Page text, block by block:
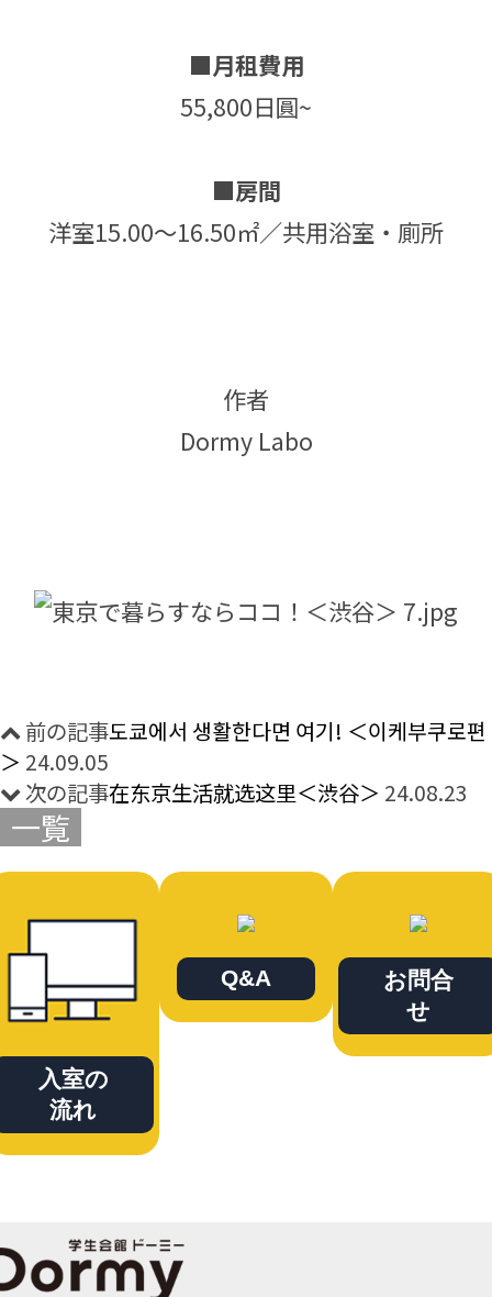
■月租費用
55,800日圓~
■房間
洋室15.00～16.50㎡／共用浴室・廁所
作者
Dormy Labo
前の記事도쿄에서 생활한다면 여기! ＜이케부쿠로편
＞ 24.09.05
次の記事在东京生活就选这里＜渋谷＞ 24.08.23
一覧
入室の
流れ
Q&A
お問合
せ